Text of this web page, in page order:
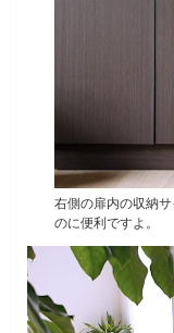
右側の扉内の収納
のに便利ですよ。